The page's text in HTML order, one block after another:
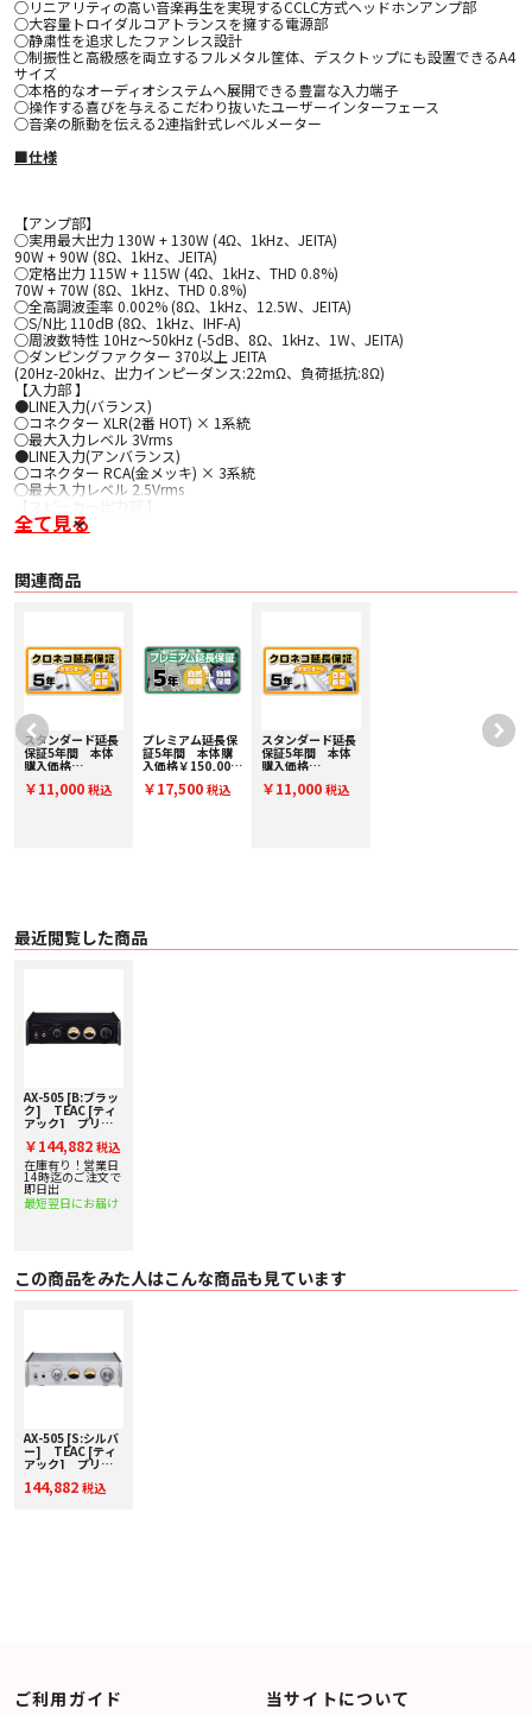
○リニアリティの高い音楽再生を実現するCCLC方式ヘッドホンアンプ部
○大容量トロイダルコアトランスを擁する電源部
○静粛性を追求したファンレス設計
○制振性と高級感を両立するフルメタル筐体、デスクトップにも設置できるA4
サイズ
○本格的なオーディオシステムへ展開できる豊富な入力端子
○操作する喜びを与えるこだわり抜いたユーザーインターフェース
○音楽の脈動を伝える2連指針式レベルメーター
■仕様
【アンプ部】
○実用最大出力 130W + 130W (4Ω、1kHz、JEITA)
90W + 90W (8Ω、1kHz、JEITA)
○定格出力 115W + 115W (4Ω、1kHz、THD 0.8%)
70W + 70W (8Ω、1kHz、THD 0.8%)
○全高調波歪率 0.002% (8Ω、1kHz、12.5W、JEITA)
○S/N比 110dB (8Ω、1kHz、IHF-A)
○周波数特性 10Hz～50kHz (-5dB、8Ω、1kHz、1W、JEITA)
○ダンピングファクター 370以上 JEITA
(20Hz-20kHz、出力インピーダンス:22mΩ、負荷抵抗:8Ω)
【入力部 】
●LINE入力(バランス)
○コネクター XLR(2番 HOT) × 1系統
○最大入力レベル 3Vrms
●LINE入力(アンバランス)
○コネクター RCA(金メッキ) × 3系統
○最大入力レベル 2.5Vrms
○コネクター AWG8対応スクリュー式端子 × 1組(金メッキ、バナナプラグ対
応)
【ヘッドホン出力 】
○コネクター 3.5mm 4極ミニジャック
○歪率 0.003% (出力30mW 32Ω負荷)
○S/N比 115dB
●消費電力 110W
●待機時消費電力 0.1W以下 (オートパワーセーブモード作動時)
●外形寸法 290 (W) x 81.2 (H) x 264 (D)mm (突起部を含む)
●質量 4.2kg
●付属品 電源コード、リモコン(RC-1332)、リモコン用乾電池 (単4) × 2、取
扱説明書 (保証書付)
全て見る
関連商品
スタンダード延長
保証5年間 本体
購入価格
￥175,000(税
込) SE175000
￥11,000 税込
プレミアム延長保
証5年間 本体購
入価格￥150,001
込) PE175000
￥17,500 税込
スタンダード延長
保証5年間 本体
購入価格
￥175,000(税
込) SE175000
￥11,000 税込
最近閲覧した商品
AX-505 [B:ブラッ
ク] TEAC [ティ
アック] プリメ
査定額20%アップ
実施中！
￥144,882 税込
在庫有り！営業日
14時迄のご注文で
即日出
最短翌日にお届け
この商品をみた人はこんな商品も見ています
AX-505 [S:シルバ
ー] TEAC [ティ
アック] プリメ
査定額20%アップ
実施中！
144,882 税込
ご利用ガイド 当サイトについて